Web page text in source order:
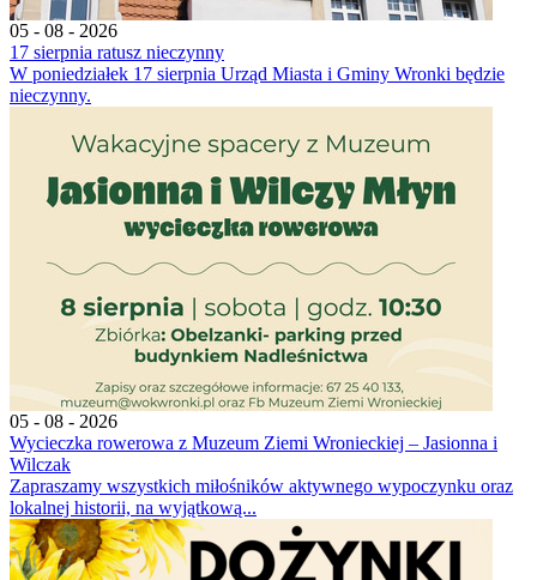
05 - 08 - 2026
17 sierpnia ratusz nieczynny
W poniedziałek 17 sierpnia Urząd Miasta i Gminy Wronki będzie
nieczynny.
05 - 08 - 2026
Wycieczka rowerowa z Muzeum Ziemi Wronieckiej – Jasionna i
Wilczak
Zapraszamy wszystkich miłośników aktywnego wypoczynku oraz
lokalnej historii, na wyjątkową...